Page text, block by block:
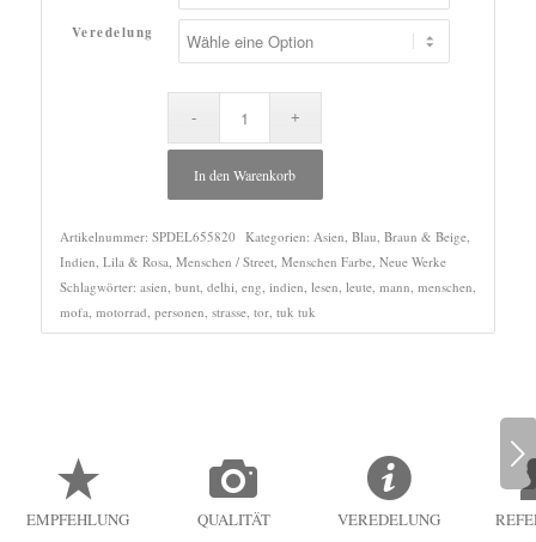
Veredelung
In den Warenkorb
Artikelnummer: SPDEL655820 Kategorien: Asien Blau Braun & Beige,
Indien Lila & Rosa Menschen / Street, Menschen Farbe, Neue Werke
Schlagwörter: asien bunt, delhi eng indien lesen leute, mann menschen
mofa motorrad personen strasse, tor, tuk tuk
EMPFEHLUNG QUALITÄT VEREDELUNG
Weiter